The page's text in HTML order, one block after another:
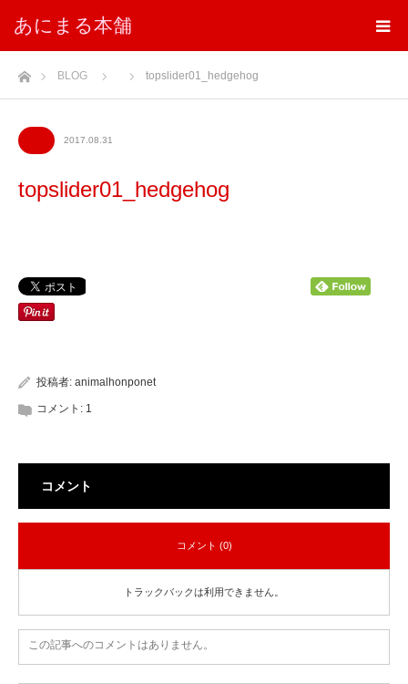
あにまる本舗
ホームBLOG topslider01_hedgehog
2017.08.31
topslider01_hedgehog
投稿者: animalhonponet
コメント: 1
コメント
コメント (0)
トラックバックは利用できません。
この記事へのコメントはありません。